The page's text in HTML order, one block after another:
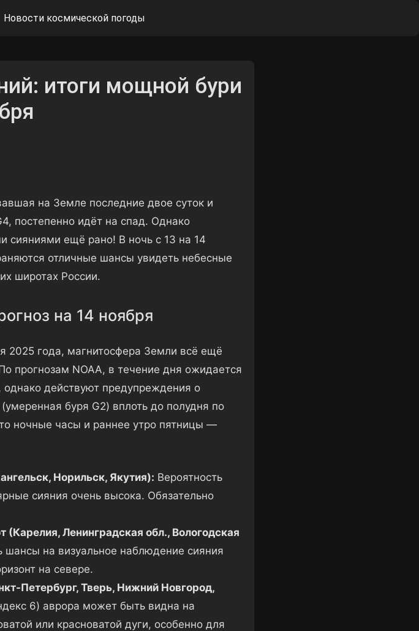
Новости космической погоды
итоги мощной бури
на Земле последние двое суток и
постепенно идёт на спад. Однако
сияниями ещё рано! В ночь с 13 на 14
отличные шансы увидеть небесные
широтах России.
на 14 ноября
2025 года, магнитосфера Земли всё ещё
прогнозам NOAA, в течение дня ожидается
однако действуют предупреждения о
буря G2) вплоть до полудня по
ночные часы и раннее утро пятницы —
Норильск, Якутия): Вероятность
сияния очень высока. Обязательно
Ленинградская обл., Вологодская
шансы на визуальное наблюдение сияния
на севере.
Петербург, Тверь, Нижний Новгород,
6) аврора может быть видна на
или красноватой дуги, особенно для